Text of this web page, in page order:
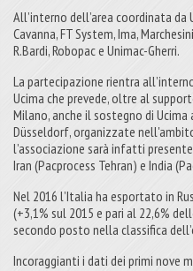
All’interno dell’area coordinata
Cavanna, FT System, Ima,
R.Bardi, Robopac e Unimac-Gherri.
La partecipazione rientra
Ucima che prevede, oltre al
Milano, anche il sostegno di
Düsseldorf, organizzate
l’associazione sarà infatti
Iran (Pacprocess Tehran) e India
Nel 2016 l’Italia ha esportato in
(+3,1% sul 2015 e pari al 22,6%
secondo posto nella classifica
Incoraggianti i dati dei primi nove